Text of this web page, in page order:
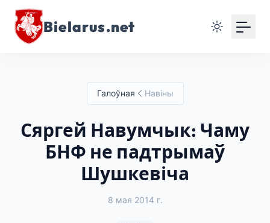
Bielarus.net
Галоўная Навіны
Сяргей Навумчык: Чаму
БНФ не падтрымаў
Шушкевіча
8 мая 2014 г.